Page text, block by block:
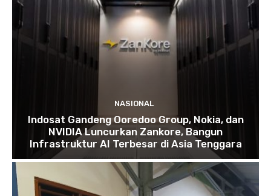
NASIONAL
Indosat Gandeng Ooredoo Group, Nokia, dan
NVIDIA Luncurkan Zankore, Bangun
Infrastruktur AI Terbesar di Asia Tenggara